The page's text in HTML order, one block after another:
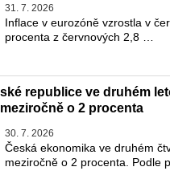
31. 7. 2026
Inflace v eurozóně vzrostla v
procenta z červnových 2,8 …
republice ve druhém
o 2 procenta
30. 7. 2026
Česká ekonomika ve druhém
meziročně o 2 procenta. Podle